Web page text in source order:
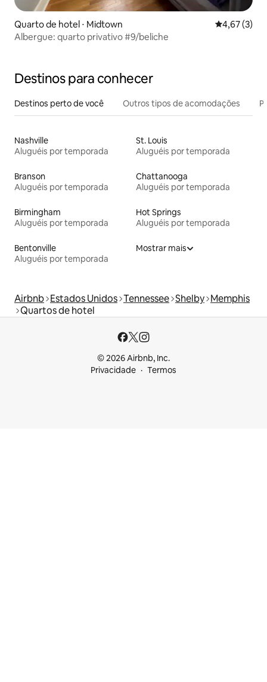
Quarto de hotel ⋅ Midtown 4,67 de
4,67 (3)
Albergue: quarto privativo #9/beliche
Destinos para conhecer
Destinos perto de você Outros tipos de acomodações
Nashville
Aluguéis por temporada
St. Louis
Aluguéis por temporada
Branson
Aluguéis por temporada
Chattanooga
Aluguéis por temporada
Birmingham
Aluguéis por temporada
Hot Springs
Aluguéis por temporada
Bentonville
Aluguéis por temporada
Mostrar mais
Airbnb Estados Unidos Tennessee Shelby Memphis
Quartos de hotel
© 2026 Airbnb, Inc.
Privacidade
Termos